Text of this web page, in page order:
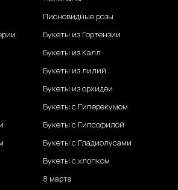
Пионовидные розы
Букеты из Гортензии
Букеты из Калл
Букеты из лилий
Букеты из орхидеи
Букеты с Гиперекумом
Букеты с Гипсофилой
Букеты с Гладиолусами
Букеты с хлопком
8 марта